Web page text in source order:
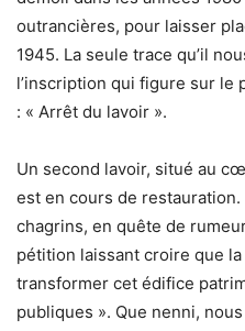
outrancières, pour laisser
1945. La seule trace qu’il
l’inscription qui figure sur le
: « Arrêt du lavoir ».
Un second lavoir, situé au
est en cours de
chagrins, en quête de
pétition laissant croire que
transformer cet édifice
publiques ». Que nenni,